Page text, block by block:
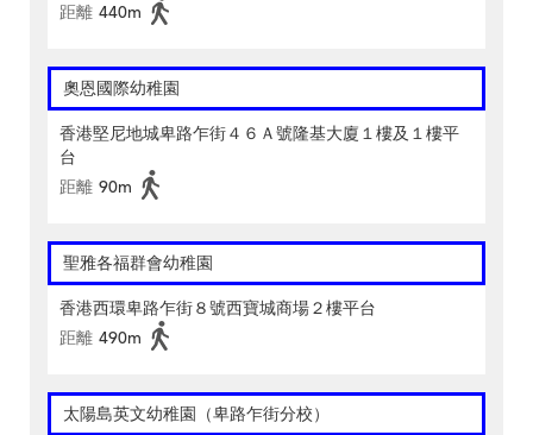
距離 440m
奧恩國際幼稚園
香港堅尼地城卑路乍街４６Ａ號隆基大廈１樓及１樓平
台
距離 90m
聖雅各福群會幼稚園
香港西環卑路乍街８號西寶城商場２樓平台
距離 490m
太陽島英文幼稚園（卑路乍街分校）